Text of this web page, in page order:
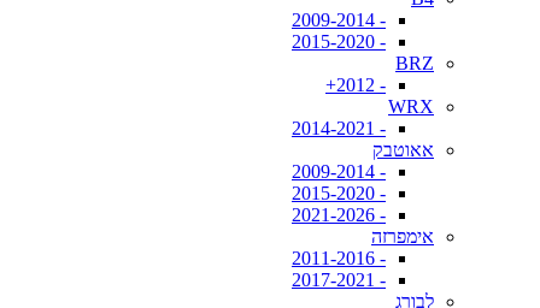
- 2009-2014
- 2015-2020
BRZ
- 2012+
WRX
- 2014-2021
אאוטבק
- 2009-2014
- 2015-2020
- 2021-2026
אימפרזה
- 2011-2016
- 2017-2021
לבורג